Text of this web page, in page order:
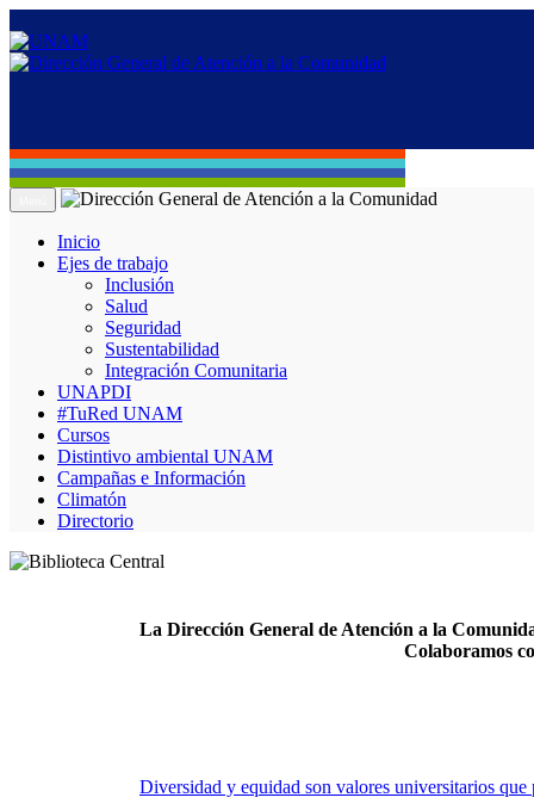
Inicio
Ejes de trabajo
Inclusión
Salud
Seguridad
Sustentabilidad
Integración Comunitaria
UNAPDI
#TuRed UNAM
Cursos
Distintivo ambiental UNAM
Campañas e Información
Climatón
Directorio
La Dirección General de Atención a la
Colaboramos
Diversidad y equidad son valores universitarios que